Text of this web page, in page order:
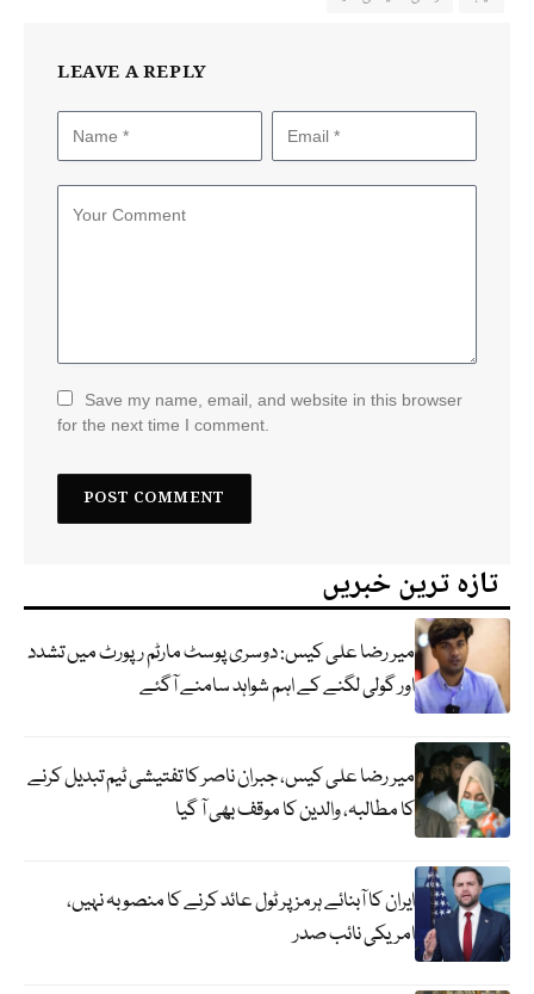
LEAVE A REPLY
Save my name, email, and website in this browser
for the next time I comment.
تازہ ترین خبریں
میر رضا علی کیس: دوسری پوسٹ مارٹم رپورٹ میں تشدد
اور گولی لگنے کے اہم شواہد سامنے آگئے
میر رضا علی کیس، جبران ناصر کا تفتیشی ٹیم تبدیل کرنے
کا مطالبہ، والدین کا موقف بھی آ گیا
ایران کا آبنائے ہرمز پر ٹول عائد کرنے کا منصوبہ نہیں،
امریکی نائب صدر